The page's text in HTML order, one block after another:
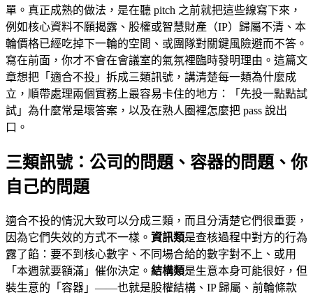
單。真正成熟的做法，是在聽 pitch 之前就把這些線寫下來，
例如核心資料不願揭露、股權或智慧財產（IP）歸屬不清、本
輪價格已經吃掉下一輪的空間、或團隊對關鍵風險避而不答。
寫在前面，你才不會在會議室的氣氛裡臨時發明理由。這篇文
章想把「適合不投」拆成三類訊號，講清楚每一類為什麼成
立，順帶處理兩個實務上最容易卡住的地方：「先投一點點試
試」為什麼常是壞答案，以及在熟人圈裡怎麼把 pass 說出
口。
三類訊號：公司的問題、容器的問題、你
自己的問題
適合不投的情況大致可以分成三類，而且分清楚它們很重要，
因為它們失效的方式不一樣。 資訊類是查核過程中對方的行為
露了餡：要不到核心數字、不同場合給的數字對不上、或用
「本週就要額滿」催你決定。 結構類是生意本身可能很好，但
裝生意的「容器」——也就是股權結構、IP 歸屬、前輪條款